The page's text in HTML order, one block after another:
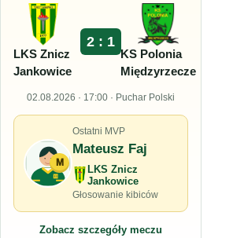
LKS Znicz
Jankowice
2 : 1
KS Polonia
Międzyrzecze
02.08.2026 · 17:00 · Puchar Polski
M
Ostatni MVP
Mateusz Faj
LKS Znicz
Jankowice
Głosowanie kibiców
Zobacz szczegóły meczu